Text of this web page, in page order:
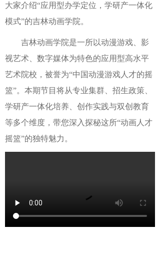
大家介绍“应用型办学定位，学研产一体化
模式”的吉林动画学院。
吉林动画学院是一所以动漫游戏、影
视艺术、数字媒体为特色的应用型高水平
艺术院校，被誉为“中国动漫游戏人才的摇
篮”。本期节目将从专业集群、招生政策、
学研产一体化培养、创作实践与双创教育
等多个维度，带您深入探秘这所“动画人才
摇篮”的独特魅力。